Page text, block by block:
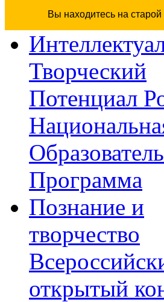
Вы находитесь на
Творческий
Потенциал
Программа
Познание и
творчество
открытый